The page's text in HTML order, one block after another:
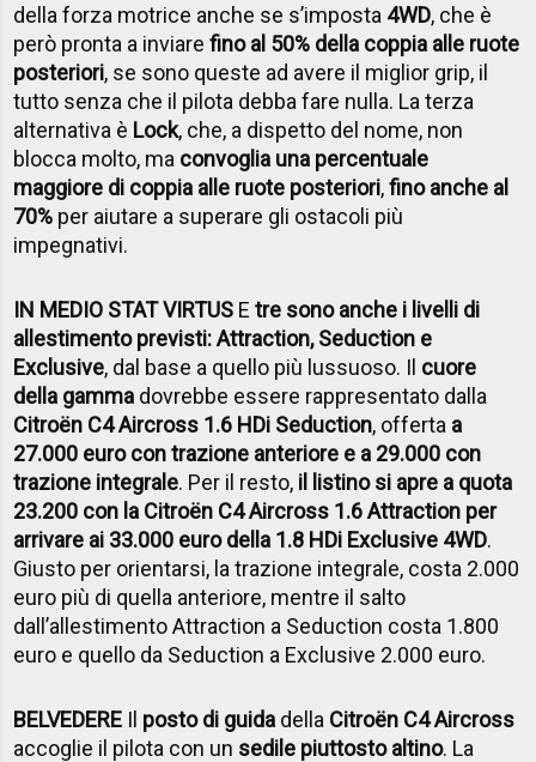
della forza motrice anche se s’imposta 4WD, che è
però pronta a inviarefino al 50% della coppia alle ruote
posteriori, se sono queste ad avere il miglior grip, il
tutto senza che il pilota debba fare nulla. La terza
alternativa è Lock, che, a dispetto del nome, non
blocca molto, ma convoglia una percentuale
maggiore di coppia alle ruote posteriori,fino anche al
70% per aiutare a superare gli ostacoli più
impegnativi.
IN MEDIO STAT VIRTUS Etre sono anche i livelli di
allestimento previsti: Attraction, Seduction e
Exclusive, dal base a quello più lussuoso. Il cuore
della gamma dovrebbe essere rappresentato dalla
Citroën C4 Aircross 1.6 HDi Seduction, offerta a
27.000 euro con trazione anteriore e a 29.000 con
trazione integrale. Per il resto, il listino si apre a quota
23.200 con la Citroën C4 Aircross 1.6 Attraction per
arrivare ai 33.000 euro della 1.8 HDi Exclusive 4WD.
Giusto per orientarsi, la trazione integrale, costa 2.000
euro più di quella anteriore, mentre il salto
dall’allestimento Attraction a Seduction costa 1.800
euro e quello da Seduction a Exclusive 2.000 euro.
BELVEDERE Il posto di guida della Citroën C4 Aircross
accoglie il pilota con un sedile piuttosto altino. La